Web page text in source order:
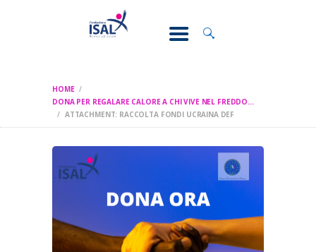
HOME
DONA PER REGALARE CALORE A CHI VIVE NEL FREDDO...
ATTACHMENT: RACCOLTA FONDI UCRAINA DEF
CONOSCI IL
DOLORE
RICERCA
FORMAZIONE
CHI SIAMO